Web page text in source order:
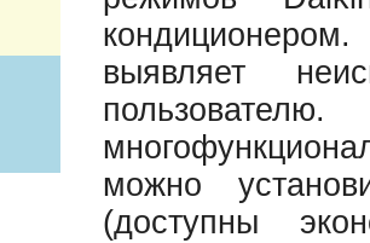
выявляет
можно
(доступны